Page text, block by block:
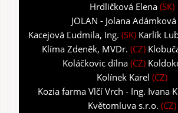
Hrdličková Elena (SK)
JOLAN - Jolana Adámková
Kacejová Ľudmila, Ing. (SK) Karlík
Klíma Zdeněk, MVDr. (CZ)
Koláčkovic dílna (CZ)
Kolínek Karel (CZ)
Kozia farma Vlčí Vrch - Ing. Ivana
Květomluva s.r.o. (CZ)